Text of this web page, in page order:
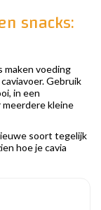
snacks:
maken voeding
Gebruik
in een
kleine
soort tegelijk
hoe je cavia